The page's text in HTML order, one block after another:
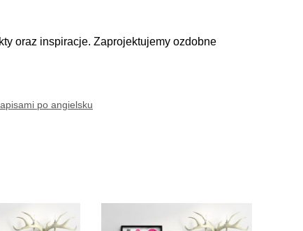
oraz inspiracje. Zaprojektujemy ozdobne
po angielsku